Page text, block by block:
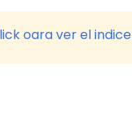
oara ver el indice